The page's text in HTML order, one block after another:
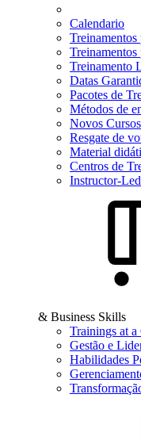
Calendario
Treinamento
Datas
Pacotes de
Métodos de
Novos Cursos
Resgate de
Material
Centros de
Instructor-
& Business Skills
Trainings at a
Gestão e
Habilidades